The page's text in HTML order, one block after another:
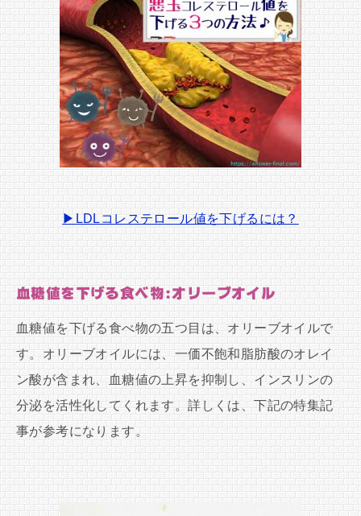
▶LDLコレステロール値を下げるには？
血糖値を下げる食べ物:オリーブオイル
血糖値を下げる食べ物の五つ目は、オリーブオイルで
す。オリーブオイルには、一価不飽和脂肪酸のオレイ
ン酸が含まれ、血糖値の上昇を抑制し、インスリンの
分泌を活性化してくれます。詳しくは、下記の特集記
事が参考になります。